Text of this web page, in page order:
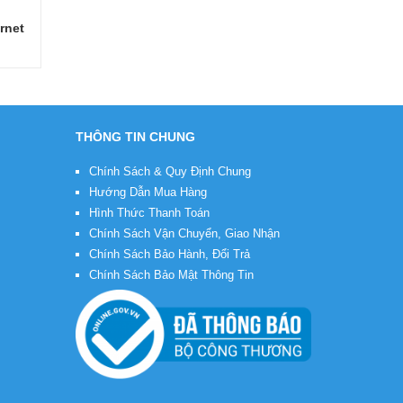
THÔNG TIN CHUNG
Chính Sách & Quy Định Chung
Hướng Dẫn Mua Hàng
Hình Thức Thanh Toán
Chính Sách Vận Chuyển, Giao Nhận
Chính Sách Bảo Hành, Đổi Trả
Chính Sách Bảo Mật Thông Tin